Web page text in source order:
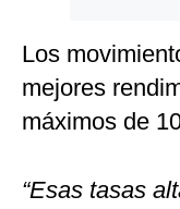
Los
mejores
máximos de
“Esas tasas